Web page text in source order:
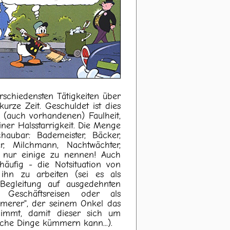
Tätigkeiten über
Zeit. Geschuldet ist dies
vorhandenen) Faulheit,
Halsstarrigkeit. Die Menge
Bademeister, Bäcker,
Milchmann, Nachtwächter,
nur einige zu nennen! Auch
- die Notsituation von
zu arbeiten (sei es als
auf ausgedehnten
Geschäftsreisen oder als
der seinem Onkel das
damit dieser sich um
Dinge kümmern kann...).